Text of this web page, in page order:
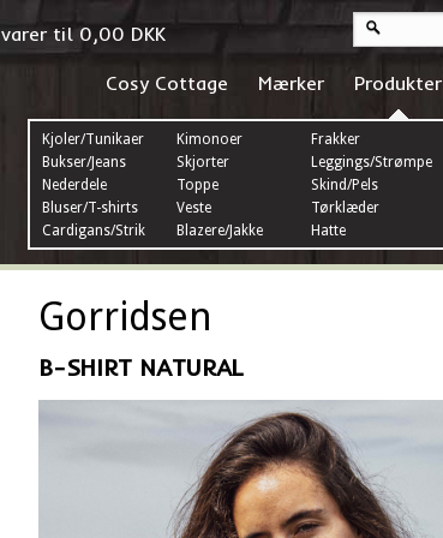
varer til0,00 DKK
Cosy Cottage Mærker Produkter
Kjoler/Tunikaer
Bukser/Jeans
Nederdele
Bluser/T-shirts
Cardigans/Strik
Kimonoer
Skjorter
Toppe
Veste
Blazere/Jakke
Frakker
Leggings/Strømper
Skind/Pels
Tørklæder
Hatte
Gorridsen
B-SHIRT NATURAL